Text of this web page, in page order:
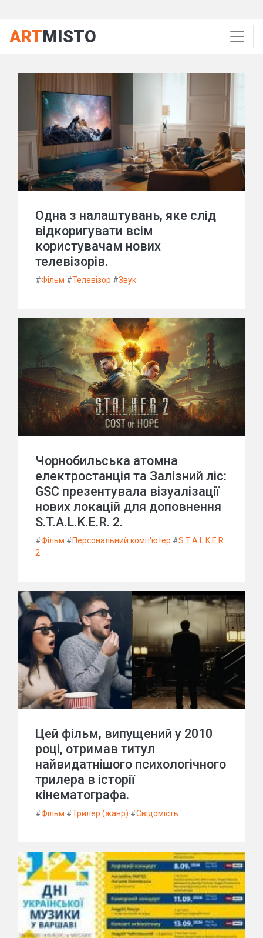
ARTMISTO
Одна з налаштувань, яке слід
відкоригувати всім
користувачам нових
телевізорів.
#Фільм #Телевізор #Звук
Чорнобильська атомна
електростанція та Залізний ліс:
GSC презентувала візуалізації
нових локацій для доповнення
S.T.A.L.K.E.R. 2.
#Фільм #Персональний комп'ютер #S.T.A.L.K.E.R.
2
Цей фільм, випущений у 2010
році, отримав титул
найвидатнішого психологічного
трилера в історії
кінематографа.
#Фільм #Трилер (жанр) #Свідомість